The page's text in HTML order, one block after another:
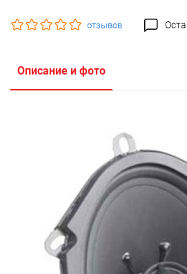
отзывов
Описание и фото